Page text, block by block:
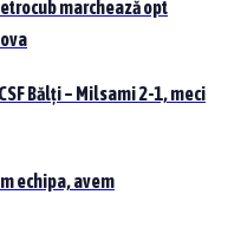
marchează opt
Bălți – Milsami 2-1, meci
echipa, avem